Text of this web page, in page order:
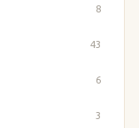
8
43
6
3